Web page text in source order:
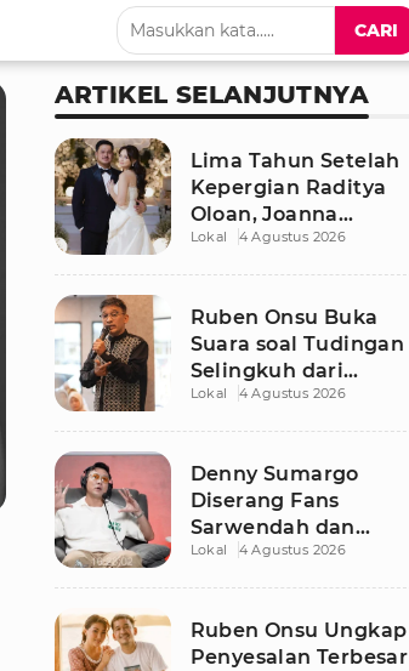
CARI
ARTIKEL SELANJUTNYA
Lima Tahun Setelah
Kepergian Raditya
Oloan, Joanna
Alexandra Kembali
Lokal 4 Agustus 2026
Ruben Onsu Buka
Suara soal Tudingan
Selingkuh dari
Sarwendah
Lokal 4 Agustus 2026
Denny Sumargo
Diserang Fans
Sarwendah dan
Ruben Onsu Usai
Lokal 4 Agustus 2026
Ruben Onsu Ungkap
Penyesalan Terbesar